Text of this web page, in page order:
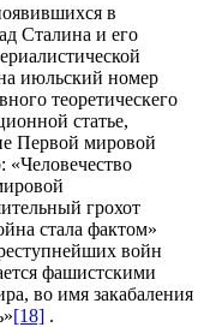
в
Сталина и его
июльский номер
теоретическего
статье,
Первой мировой
грохот
стала фактом»
войн
фашистскими
во имя закабаления
[18] .